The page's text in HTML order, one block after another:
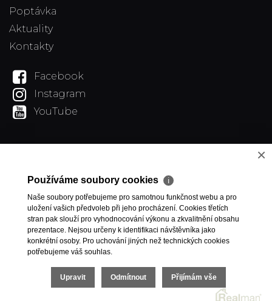
Poptávka
Aktuality
Kontakty
Facebook
Instagram
YouTube
×
Používáme soubory cookies ℹ
Naše soubory potřebujeme pro samotnou funkčnost webu a pro
uložení vašich předvoleb při jeho procházení. Cookies třetích
stran pak slouží pro vyhodnocování výkonu a zkvalitnění obsahu
prezentace. Nejsou určeny k identifikaci návštěvníka jako
konkrétní osoby. Pro uchování jiných než technických cookies
potřebujeme váš souhlas.
Upravit Odmítnout Přijímám vše